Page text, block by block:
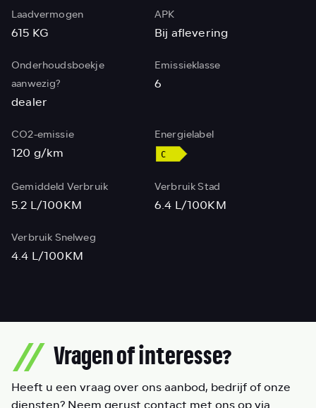
Laadvermogen
615 KG
APK
Bij aflevering
Onderhoudsboekje
aanwezig?
dealer
Emissieklasse
6
CO2-emissie
120 g/km
Energielabel
Gemiddeld Verbruik
5.2 L/100KM
Verbruik Stad
6.4 L/100KM
Verbruik Snelweg
4.4 L/100KM
Vragen of interesse?
Heeft u een vraag over ons aanbod, bedrijf of onze